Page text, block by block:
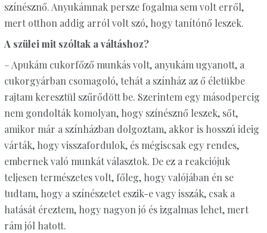
színésznő. Anyukámnak persze fogalma sem volt erről,
mert otthon addig arról volt szó, hogy tanítónő leszek.
A szülei mit szóltak a váltáshoz?
– Apukám cukorfőző munkás volt, anyukám ugyanott, a
cukorgyárban csomagoló, tehát a színház az ő életükbe
rajtam keresztül szűrődött be. Szerintem egy másodpercig
nem gondolták komolyan, hogy színésznő leszek, sőt,
amikor már a színházban dolgoztam, akkor is hosszú ideig
várták, hogy visszafordulok, és mégiscsak egy rendes,
embernek való munkát választok. De ez a reakciójuk
teljesen természetes volt, főleg, hogy valójában én se
tudtam, hogy a színészetet eszik-e vagy isszák, csak a
hatását éreztem, hogy nagyon jó és izgalmas lehet, mert
rám jól hatott.